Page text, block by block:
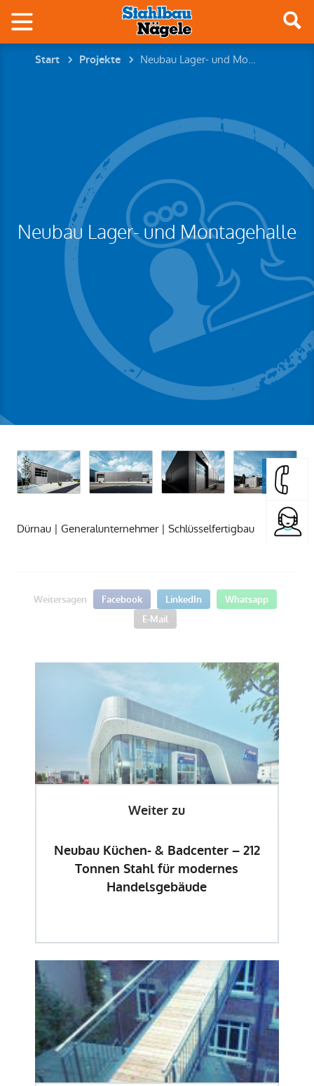
Start Projekte Neubau Lager- und Montagehalle
Neubau Lager- und Montagehalle
Dürnau | Generalunternehmer | Schlüsselfertigbau
Weitersagen Facebook LinkedIn
Whatsapp
E-Mail
Weiter zu
Neubau Küchen- & Badcenter – 212
Tonnen Stahl für modernes
Handelsgebäude